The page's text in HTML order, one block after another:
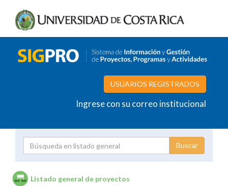
USUARIOS REGISTRADOS
Ingrese con su correo institucional
Listado general de proyectos